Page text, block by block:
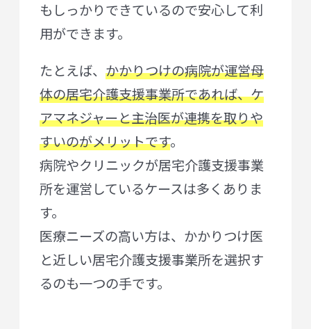
もしっかりできているので安心して利
用ができます。
たとえば、 かかりつけの病院が運営母
体の居宅介護支援事業所であれば、ケ
アマネジャーと主治医が連携を取りや
すいのがメリットです。
病院やクリニックが居宅介護支援事業
所を運営しているケースは多くありま
す。
医療ニーズの高い方は、かかりつけ医
と近しい居宅介護支援事業所を選択す
るのも一つの手です。